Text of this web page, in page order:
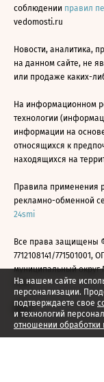
На нашем сайте
персонализации.
подтверждаете свое
и технологий
отношении
соблюдении правил
vedomosti.ru
Новости, аналитика,
на данном сайте, не
или продаже каких-
На информационном
технологии
информации на
относящихся к
находящихся на
Правила применения
рекламно-обменной
24smi
Все права защищены
7712108141/771501001,
муниципальный округ
2026